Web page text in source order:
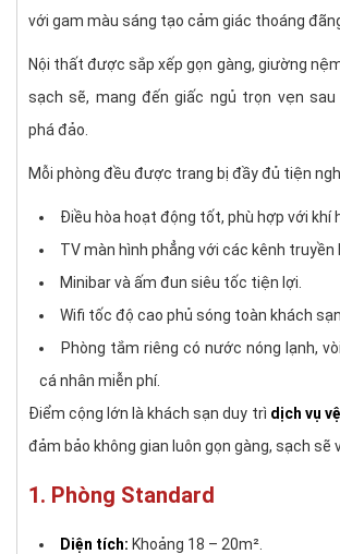
với gam màu sáng tạo cảm giác thoáng
Nội thất được sắp xếp gọn gàng, giường
sạch sẽ, mang đến giấc ngủ trọn vẹn
phá đảo.
Mỗi phòng đều được trang bị đầy đủ tiện
Điều hòa hoạt động tốt, phù hợp với khí
TV màn hình phẳng với các kênh truyền
Minibar và ấm đun siêu tốc tiện lợi.
Wifi tốc độ cao phủ sóng toàn khách sạn.
Phòng tắm riêng có nước nóng lạnh,
cá nhân miễn phí.
Điểm cộng lớn là khách sạn duy trì dịch vụ
đảm bảo không gian luôn gọn gàng, sạch sẽ
1. Phòng Standard
Diện tích: Khoảng 18 – 20m².